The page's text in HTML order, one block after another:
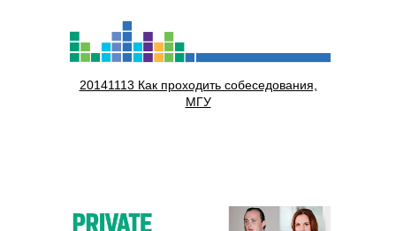
20141113 Как проходить собеседования,
МГУ